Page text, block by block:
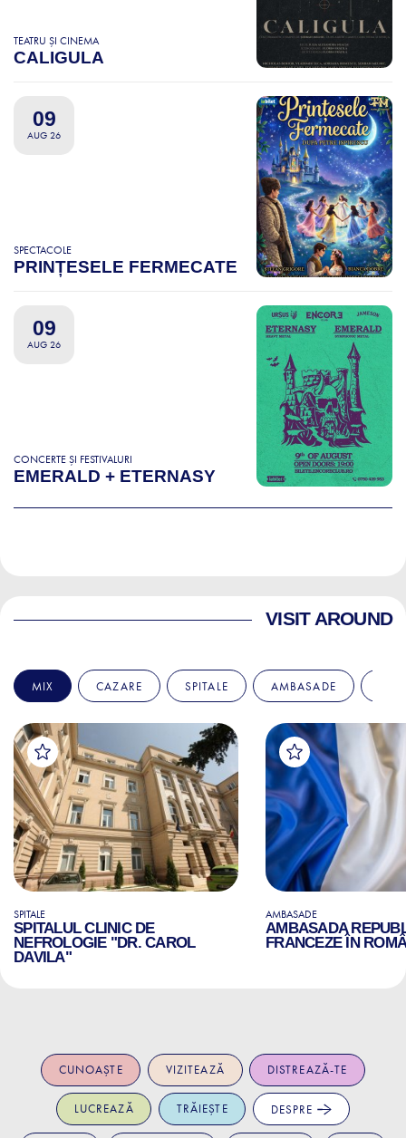
TEATRU ȘI CINEMA
CALIGULA
09
AUG 26
SPECTACOLE
PRINȚESELE FERMECATE
09
AUG 26
CONCERTE ȘI FESTIVALURI
EMERALD + ETERNASY
VISIT AROUND
MIX CAZARE SPITALE AMBASADE
SPITALE
SPITALUL CLINIC DE
NEFROLOGIE "DR. CAROL
DAVILA"
AMBASADE
AMBASADA
FRANCEZE ÎN
CUNOAȘTE VIZITEAZĂ DISTREAZĂ-TE
LUCREAZĂ TRĂIEȘTE DESPRE